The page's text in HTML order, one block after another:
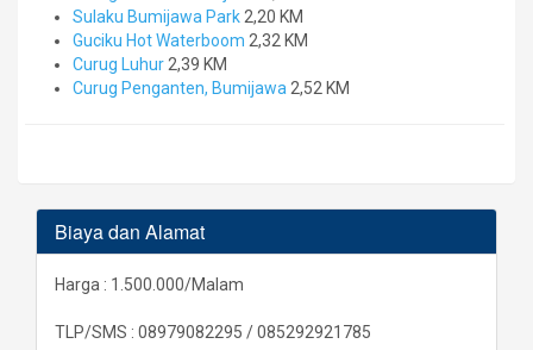
Sulaku Bumijawa Park 2,20 KM
Guciku Hot Waterboom 2,32 KM
Curug Luhur 2,39 KM
Curug Penganten, Bumijawa 2,52 KM
Biaya dan Alamat
Harga : 1.500.000/Malam
TLP/SMS : 08979082295 / 085292921785